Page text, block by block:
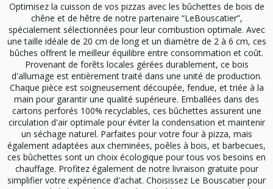
Optimisez la cuisson de vos pizzas avec les bûchettes de bois de
chêne et de hêtre de notre partenaire “LeBouscatier”,
spécialement sélectionnées pour leur combustion optimale. Avec
une taille idéale de 20 cm de long et un diamètre de 2 à 6 cm, ces
bûches offrent le meilleur équilibre entre consommation et coût.
Provenant de forêts locales gérées durablement, ce bois
d'allumage est entièrement traité dans une unité de production.
Chaque pièce est soigneusement découpée, fendue, et triée à la
main pour garantir une qualité supérieure. Emballées dans des
cartons perforés 100% recyclables, ces bûchettes assurent une
circulation d'air optimale pour éviter la condensation et maintenir
un séchage naturel. Parfaites pour votre four à pizza, mais
également adaptées aux cheminées, poêles à bois, et barbecues,
ces bûchettes sont un choix écologique pour tous vos besoins en
chauffage. Profitez également de notre livraison gratuite pour
simplifier votre expérience d'achat. Choisissez Le Bouscatier pour